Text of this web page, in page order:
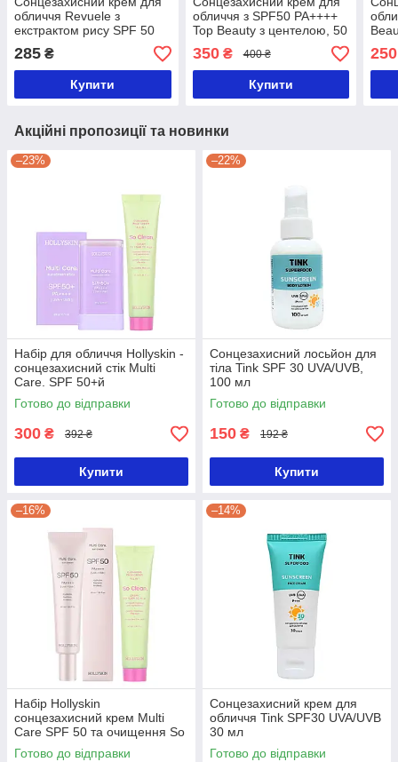
обличчя Revuele з
екстрактом рису SPF 50
PA++++, 50 мл
285 ₴
Купити
обличчя з SPF50 PA++++
Top Beauty з центелою, 50
мл
350₴ 400 ₴
Купити
250
Акційні пропозиції та новинки
–23%
Набір для обличчя Hollyskin -
сонцезахисний стік Multi
Care. SPF 50+й
очищувальний крем So Clean
40 мл
Готово до відправки
300 ₴ 392 ₴
Купити
–22%
Сонцезахисний лосьйон для
тіла Tink SPF 30 UVA/UVB,
100 мл
Готово до відправки
150 ₴ 192 ₴
Купити
–16%
Набір Hollyskin
сонцезахисний крем Multi
Care SPF 50 та очищення So
Clean
Готово до відправки
–14%
Сонцезахисний крем для
обличчя Tink SPF30 UVA/UVB
30 мл
Готово до відправки